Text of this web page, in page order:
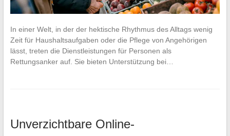
In einer Welt, in der der hektische Rhythmus des Alltags wenig
Zeit für Haushaltsaufgaben oder die Pflege von Angehörigen
lässt, treten die Dienstleistungen für Personen als
Rettungsanker auf. Sie bieten Unterstützung bei…
Unverzichtbare Online-